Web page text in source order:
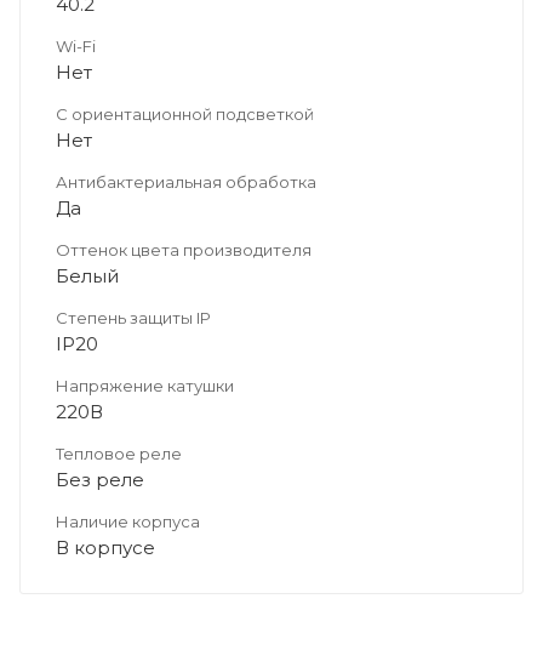
Wi-Fi
Нет
С ориентационной подсветкой
Нет
Антибактериальная обработка
Да
Оттенок цвета производителя
Белый
Степень защиты IP
IP20
Напряжение катушки
220В
Тепловое реле
Без реле
Наличие корпуса
В корпусе